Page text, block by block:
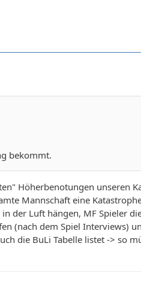
bekommt.
Höherbenotungen unseren
Mannschaft eine
der Luft hängen, MF Spieler
(nach dem Spiel Interviews)
die BuLi Tabelle listet -> so